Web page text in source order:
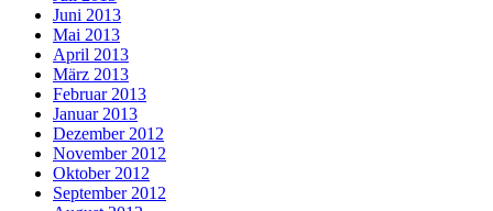
Juni 2013
Mai 2013
April 2013
März 2013
Februar 2013
Januar 2013
Dezember 2012
November 2012
Oktober 2012
September 2012